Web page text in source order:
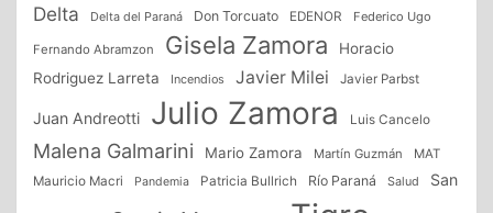
Delta Delta del Paraná Don Torcuato EDENOR Federico Ugo
Fernando Abramzon Gisela Zamora
Horacio
Rodriguez Larreta
Incendios Javier Milei Javier Parbst
Juan Andreotti Julio Zamora Luis Cancelo
Malena Galmarini Mario Zamora Martín Guzmán
MAT
Mauricio Macri
Pandemia Patricia Bullrich Río Paraná Salud San